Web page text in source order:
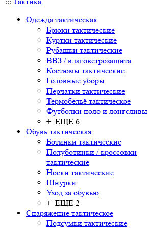
Одежда тактическая
Брюки тактические
Куртки тактические
Рубашки тактические
ВВЗ / влаговетрозащита
Костюмы тактические
Головные уборы
Перчатки тактические
Термобельё тактическое
Футболки поло и лонгсливы
+ ЕЩЕ 6
Обувь тактическая
Ботинки тактические
Полуботинки / кроссовки
тактические
Носки тактические
Шнурки
Уход за обувью
+ ЕЩЕ 2
Снаряжение тактическое
Подсумки тактические